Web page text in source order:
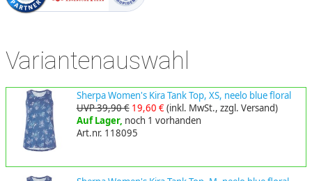
Variantenauswahl
Sherpa Women's Kira Tank Top, XS, neelo blue floral
UVP 39,90 € 19,60 €(inkl. MwSt., zzgl. Versand)
Auf Lager, noch 1 vorhanden
Art.nr. 118095